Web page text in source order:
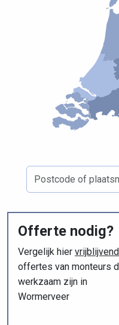
Offerte nodig?
Vergelijk hier vrijblijvend
offertes van monteurs
werkzaam zijn in
Wormerveer